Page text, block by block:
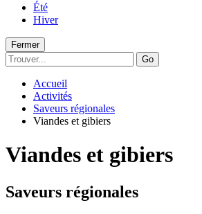
Été
Hiver
Fermer
Go
Accueil
Activités
Saveurs régionales
Viandes et gibiers
Viandes et gibiers
Saveurs régionales